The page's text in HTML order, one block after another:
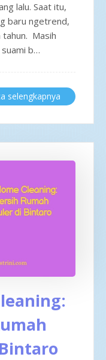
lalu. Saat itu,
baru ngetrend,
tahun. Masih
suami b…
selengkapnya